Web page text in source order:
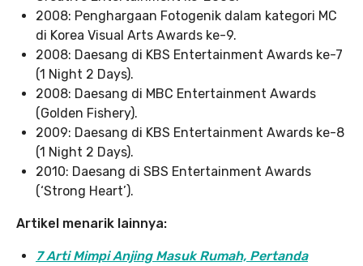
2008: Penghargaan Fotogenik dalam kategori MC
di Korea Visual Arts Awards ke-9.
2008: Daesang di KBS Entertainment Awards ke-7
(1 Night 2 Days).
2008: Daesang di MBC Entertainment Awards
(Golden Fishery).
2009: Daesang di KBS Entertainment Awards ke-8
(1 Night 2 Days).
2010: Daesang di SBS Entertainment Awards
(‘Strong Heart’).
Artikel menarik lainnya:
7 Arti Mimpi Anjing Masuk Rumah, Pertanda